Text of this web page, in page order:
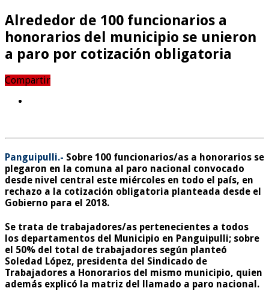
Alrededor de 100 funcionarios a
honorarios del municipio se unieron
a paro por cotización obligatoria
Compartir
Panguipulli.- Sobre 100 funcionarios/as a honorarios se
plegaron en la comuna al paro nacional convocado
desde nivel central este miércoles en todo el país, en
rechazo a la cotización obligatoria planteada desde el
Gobierno para el 2018.
Se trata de trabajadores/as pertenecientes a todos
los departamentos del Municipio en Panguipulli; sobre
el 50% del total de trabajadores según planteó
Soledad López, presidenta del Sindicado de
Trabajadores a Honorarios del mismo municipio, quien
además explicó la matriz del llamado a paro nacional.